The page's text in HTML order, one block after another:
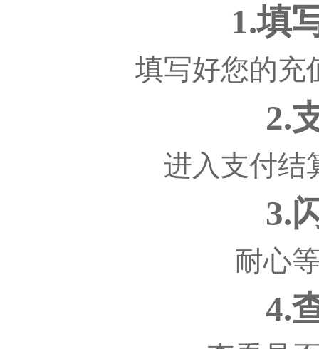
1.填
填写好您的充
2.
进入支付结
3.
耐心
4.